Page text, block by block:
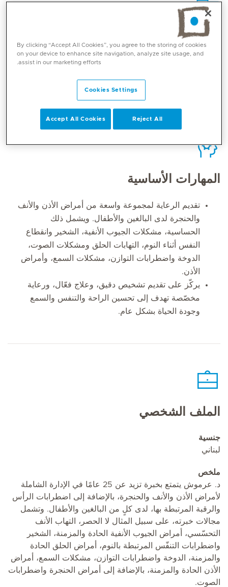
الاتصال
Mediclinic Middle East Corporate Office
المهارات الأساسية
تقديم الرعاية لمجموعة واسعة من أمراض الأذن والأنف
والحنجرة لدى البالغين والأطفال. ويشمل ذلك
الحساسية، مشكلات الجيوب الأنفية، الشخير وانقطاع
النفس أثناء النوم، التهابات الحلق ومشكلات الصوت،
الدوخة واضطرابات التوازن، مشكلات السمع، وأمراض
الأذن.
يركّز على تقديم تشخيص دقيق، وعلاج فعّال، ورعاية
مخصّصة تهدف إلى تحسين الراحة والتنفس والسمع
وجودة الحياة بشكل عام.
الملف الشخصي
جنسية
لبناني
ملخص
د. عرموش يتمتع بخبرة تزيد عن 25 عامًا في الإدارة الشاملة
لأمراض الأذن والأنف والحنجرة، بالإضافة إلى اضطرابات الرأس
والرقبة المرتبطة بها، لدى كلٍ من البالغين والأطفال. وتشمل
مجالات خبرته، على سبيل المثال لا الحصر، التهاب الأنف
التحسّسي، أمراض الجيوب الأنفية الحادة والمزمنة، الشخير
واضطرابات التنفّس المرتبطة بالنوم، أمراض الحلق الحادة
والمزمنة، الدوخة واضطرابات التوازن، مشكلات السمع، أمراض
الأذن الحادة والمزمنة، بالإضافة إلى أمراض الحنجرة واضطرابات
الصوت.
By clicking “Accept All Cookies”, you agree to the storing of cookies
on your device to enhance site navigation, analyze site usage, and
assist in our marketing efforts.
Cookies Settings
Reject All
Accept All Cookies